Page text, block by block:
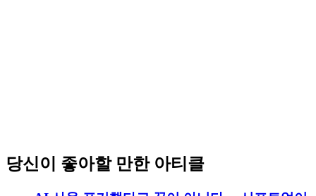
당신이 좋아할 만한 아티클